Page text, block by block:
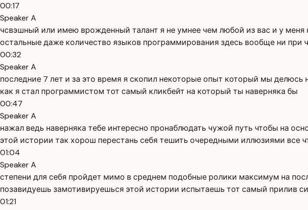
00:17
Speaker A
чсвэшный или имею врожденный талант я не умнее чем любой из вас и у
остальные даже количество языков программирования здесь вообще ни
00:32
Speaker A
последние 7 лет и за это время я скопил некоторые опыт который мы
как я стал программистом тот самый кликбейт на который ты наверняка бы
00:47
Speaker A
нажал ведь наверняка тебе интересно пронаблюдать чужой путь чтобы на
этой истории так хорош перестань себя тешить очередными иллюзиями все
01:04
Speaker A
степени для себя пройдет мимо в среднем подобные ролики максимум на
позавидуешь замотивируешься этой истории испытаешь тот самый прилив
01:21